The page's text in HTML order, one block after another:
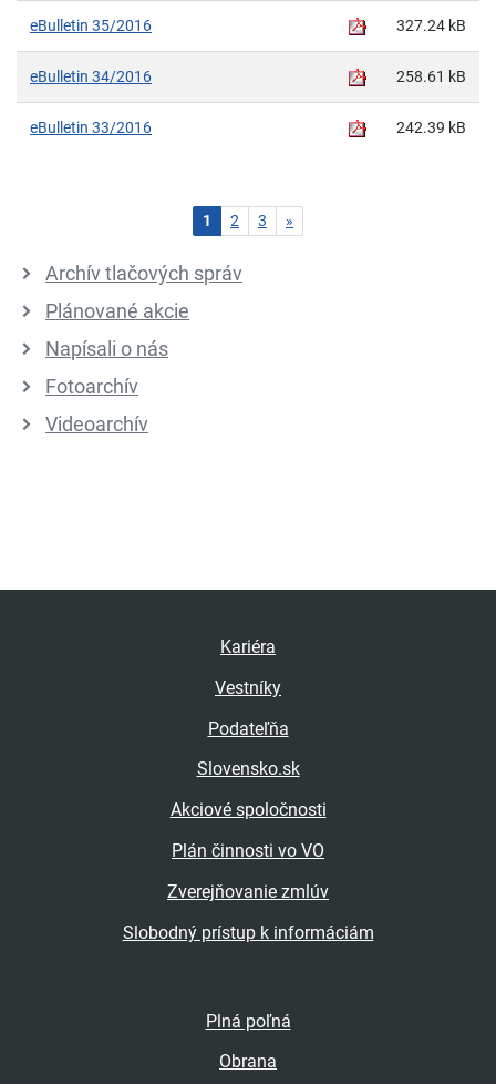
eBulletin 35/2016 327.24 kB
eBulletin 34/2016 258.61 kB
eBulletin 33/2016 242.39 kB
1 Aktuálna stránka
2 3 »
Archív tlačových správ
Plánované akcie
Napísali o nás
Fotoarchív
Videoarchív
Kariéra
Vestníky
Podateľňa
Slovensko.sk
Akciové spoločnosti
Plán činnosti vo VO
Zverejňovanie zmlúv
Slobodný prístup k informáciám
Plná poľná
Obrana